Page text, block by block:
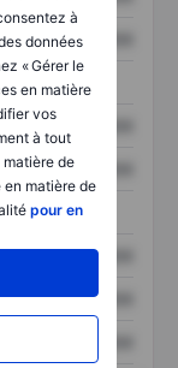
à
données
« Gérer le
en matière
vos
à tout
de
matière de
pour en
XXXXXXX
XXXXXXX
XXXXXXX
XXXXXXX